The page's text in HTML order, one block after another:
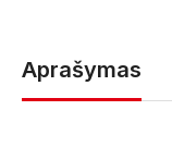
Aprašymas